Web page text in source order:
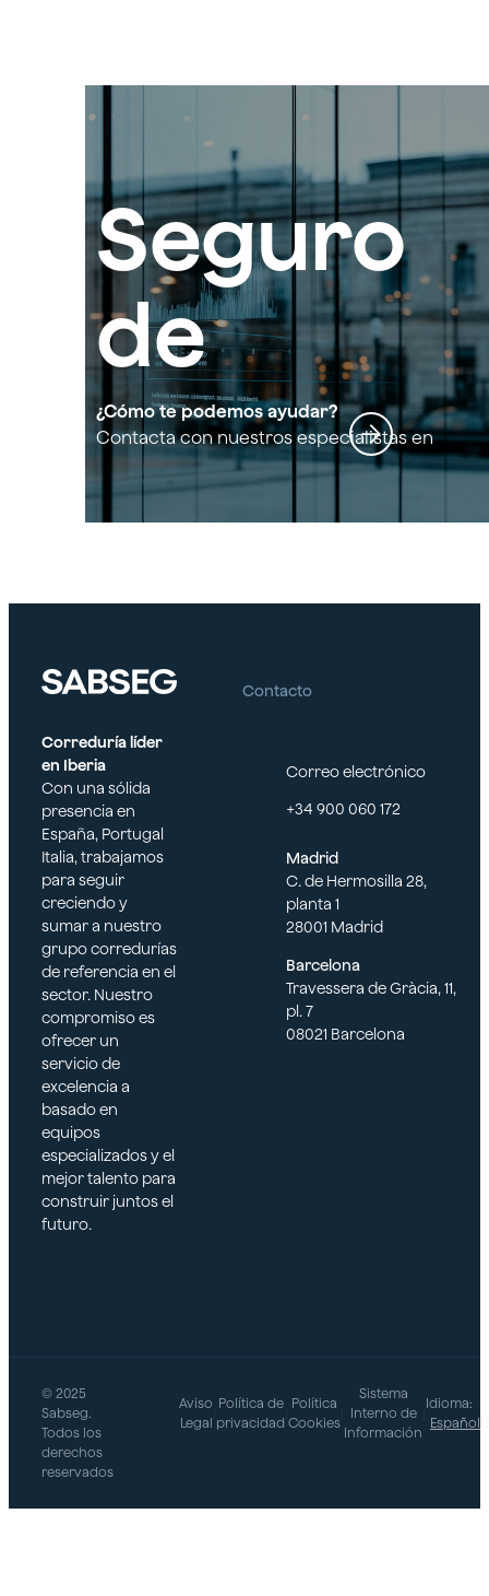
Seguro
de
crédito
segund
a capa
¿Cómo te podemos ayudar?
Contacta con nuestros especialistas en
Seguro de crédito segunda capa
Correduría líder
en Iberia
Con una sólida
presencia en
España, Portugal
Italia, trabajamos
para seguir
creciendo y
sumar a nuestro
grupo corredurías
de referencia en el
sector. Nuestro
compromiso es
ofrecer un
servicio de
excelencia a
basado en
equipos
especializados y el
mejor talento para
construir juntos el
futuro.
Contacto
Correo electrónico
+34 900 060 172
Madrid
C. de Hermosilla 28,
planta 1
28001 Madrid
Barcelona
Travessera de Gràcia, 11,
pl. 7
08021 Barcelona
© 2025
Sabseg.
Todos los
derechos
reservados
Aviso
Legal
Política de
privacidad
Política
Cookies
Sistema
Interno de
Información
Idioma:
Español